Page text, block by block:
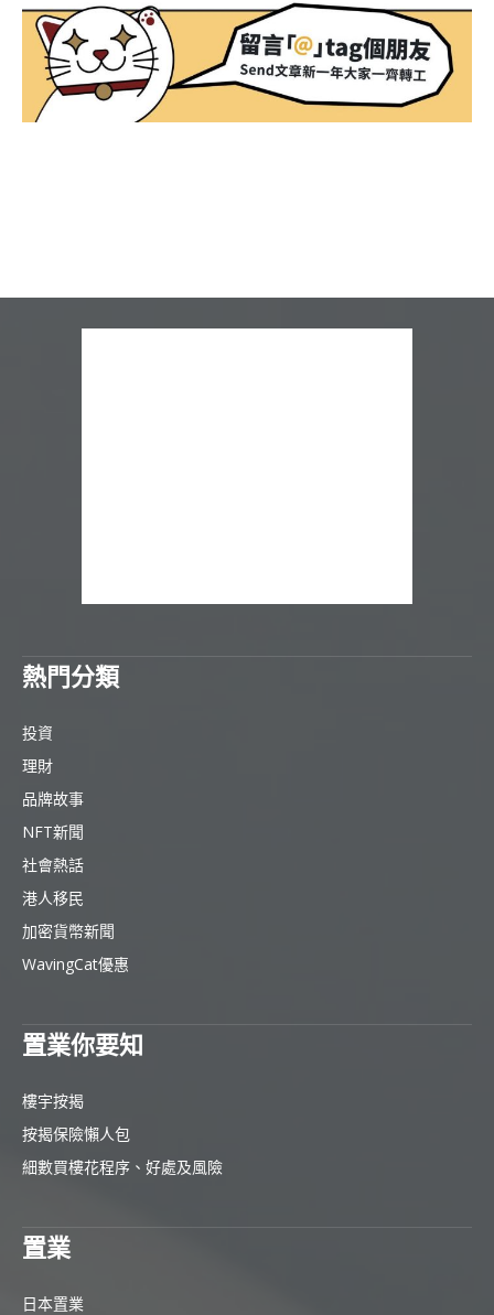
熱門分類
投資
理財
品牌故事
NFT新聞
社會熱話
港人移民
加密貨幣新聞
WavingCat優惠
置業你要知
樓宇按揭
按揭保險懶人包
細數買樓花程序、好處及風險
置業
日本置業